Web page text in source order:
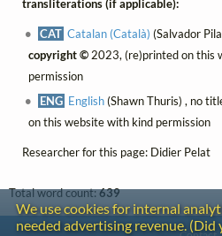
transliterations (if applicable):
CAT Catalan (Català) (Salvador
copyright ©2023, (re)printed on this
permission
ENG English(Shawn Thuris) , no
on this website with kind permission
Researcher for this page: Didier Pelat
Total word count:639
We use cookies for internal
needed advertising revenue. (Did